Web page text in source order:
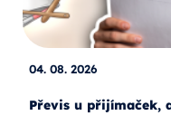
04. 08. 2026
Převis u přijímaček,